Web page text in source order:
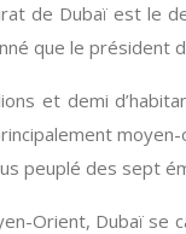
de Dubaï est le
que le
et demi
peuplé des sept
Orient, Dubaï